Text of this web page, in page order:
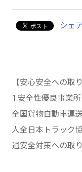
シェ
【安心安全への取
1.安全性優良事業
全国貨物自動車運
人全日本トラック
通安全対策への取